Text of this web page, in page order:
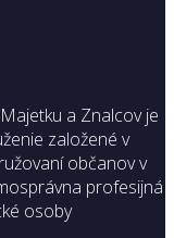
a Znalcov je
založené v
občanov v
profesijná
osoby